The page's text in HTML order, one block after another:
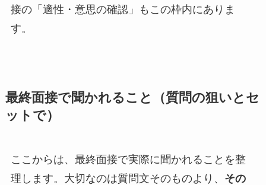
接の「適性・意思の確認」もこの枠内にありま
す。
最終面接で聞かれること（質問の狙いとセ
ットで）
ここからは、最終面接で実際に聞かれることを整
理します。大切なのは質問文そのものより、 その